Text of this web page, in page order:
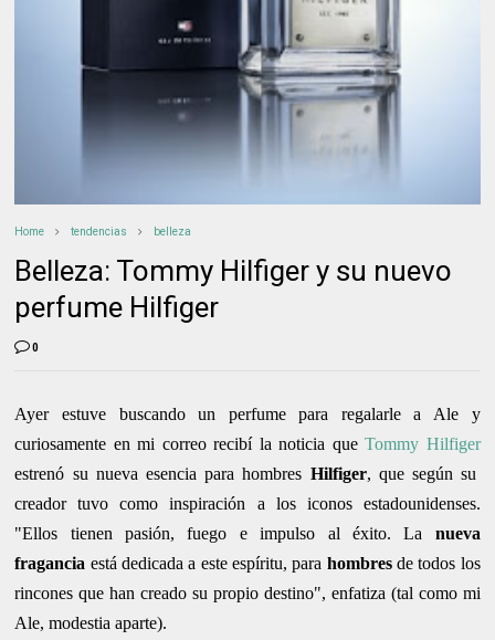
Home tendencias belleza
Belleza: Tommy Hilfiger y su nuevo
perfume Hilfiger
0
Ayer estuve buscando un perfume para regalarle a Ale y
curiosamente en mi correo recibí la noticia queTommy Hilfiger
estrenó su nueva esencia para hombres Hilfiger, que según su
creador tuvo como inspiración a los iconos estadounidenses.
"Ellos tienen pasión, fuego e impulso al éxito. La nueva
fragancia está dedicada a este espíritu, para hombresde todos los
rincones que han creado su propio destino", enfatiza (tal como mi
Ale, modestia aparte).